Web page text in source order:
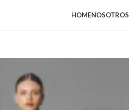
HOMENOSOTROS